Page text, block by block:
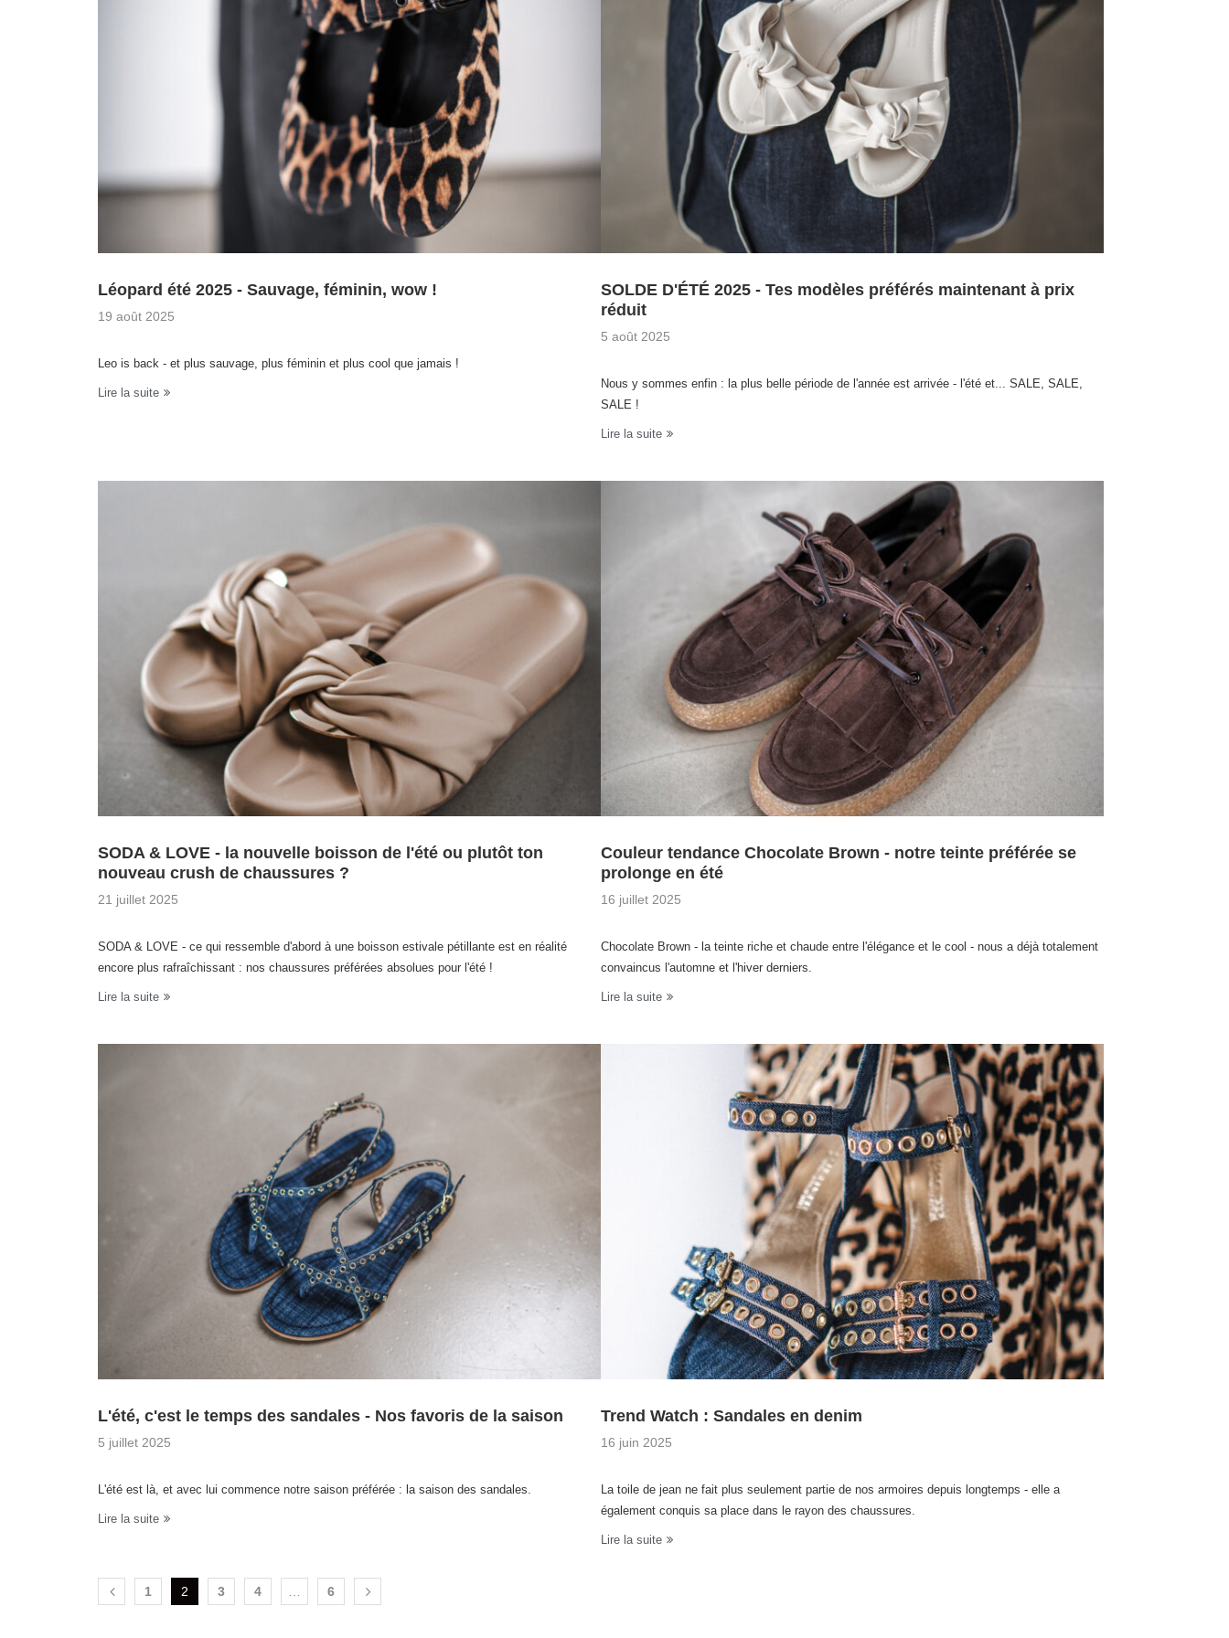
Léopard été 2025 - Sauvage, féminin, wow !
19 août 2025
Leo is back - et plus sauvage, plus féminin et plus cool que jamais !
Lire la suite
SOLDE D'ÉTÉ 2025 - Tes modèles préférés maintenant à prix
réduit
5 août 2025
Nous y sommes enfin : la plus belle période de l'année est arrivée - l'été et... SALE, SALE,
SALE !
Lire la suite
SODA & LOVE - la nouvelle boisson de l'été ou plutôt ton
nouveau crush de chaussures ?
21 juillet 2025
SODA & LOVE - ce qui ressemble d'abord à une boisson estivale pétillante est en réalité
encore plus rafraîchissant : nos chaussures préférées absolues pour l'été !
Lire la suite
Couleur tendance Chocolate Brown - notre teinte préférée se
prolonge en été
16 juillet 2025
Chocolate Brown - la teinte riche et chaude entre l'élégance et le cool - nous a déjà totalement
convaincus l'automne et l'hiver derniers.
Lire la suite
L'été, c'est le temps des sandales - Nos favoris de la saison
5 juillet 2025
L'été est là, et avec lui commence notre saison préférée : la saison des sandales.
Lire la suite
Trend Watch : Sandales en denim
16 juin 2025
La toile de jean ne fait plus seulement partie de nos armoires depuis longtemps - elle a
également conquis sa place dans le rayon des chaussures.
Lire la suite
1 2 3 4 6